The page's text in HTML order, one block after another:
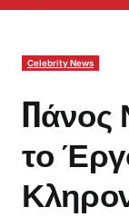
Celebrity News
Πάνος
το